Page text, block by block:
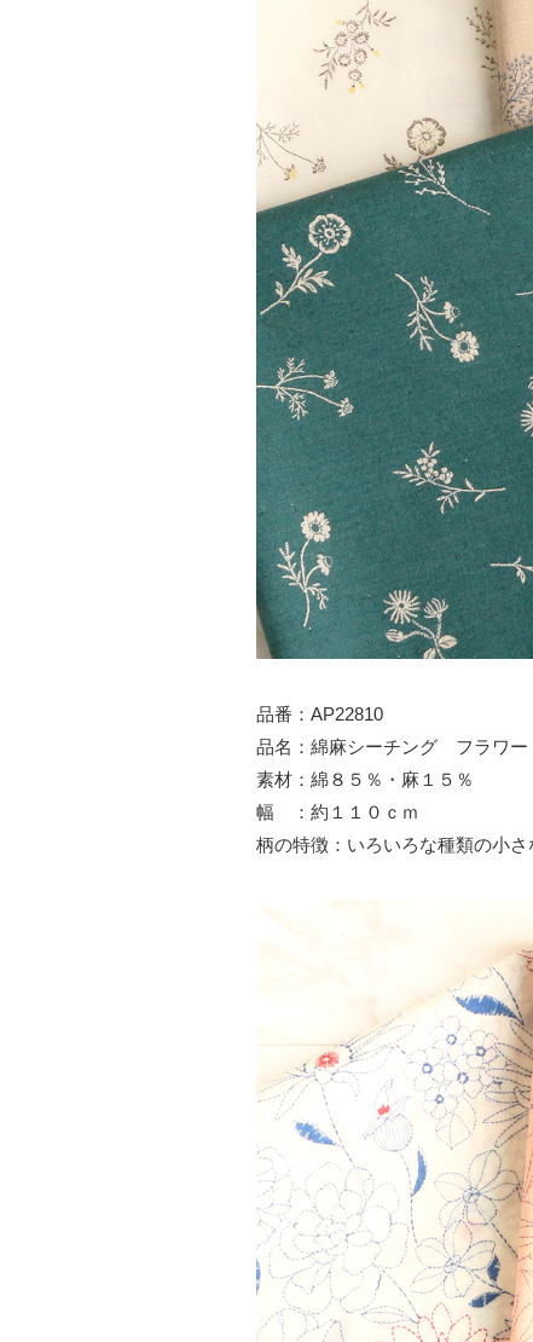
品番：AP22810
品名：綿麻シーチング フラワー
素材：綿８５％・麻１５％
幅 ：約１１０ｃｍ
柄の特徴：いろいろな種類の小さ